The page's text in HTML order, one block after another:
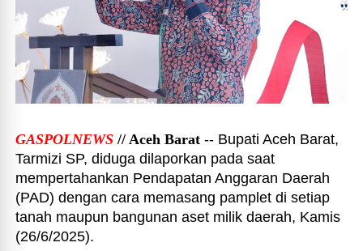
GASPOLNEWS // Aceh Barat -- Bupati Aceh Barat,
Tarmizi SP, diduga dilaporkan pada saat
mempertahankan Pendapatan Anggaran Daerah
(PAD) dengan cara memasang pamplet di setiap
tanah maupun bangunan aset milik daerah, Kamis
(26/6/2025).